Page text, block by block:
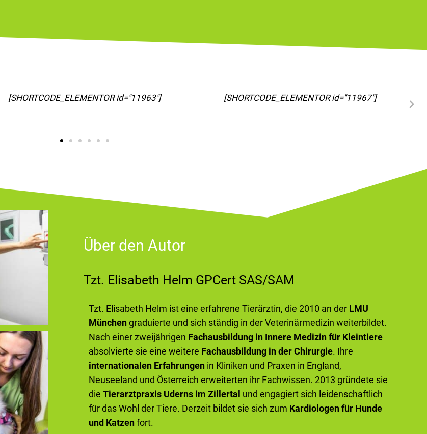
[SHORTCODE_ELEMENTOR id="11967"] [SHORTCODE_ELEMENTOR id="11973"]
Über den Autor
Tzt. Elisabeth Helm GPCert SAS/SAM
Tzt. Elisabeth Helm ist eine erfahrene Tierärztin, die 2010 an der LMU
Münchengraduierte und sich ständig in der Veterinärmedizin weiterbildet.
Nach einer zweijährigen Fachausbildung in Innere Medizin für Kleintiere
absolvierte sie eine weitere Fachausbildung in der Chirurgie. Ihre
internationalen Erfahrungen in Kliniken und Praxen in England,
Neuseeland und Österreich erweiterten ihr Fachwissen. 2013 gründete sie
die Tierarztpraxis Uderns im Zillertal und engagiert sich leidenschaftlich
für das Wohl der Tiere. Derzeit bildet sie sich zum Kardiologen für Hunde
und Katzenfort.